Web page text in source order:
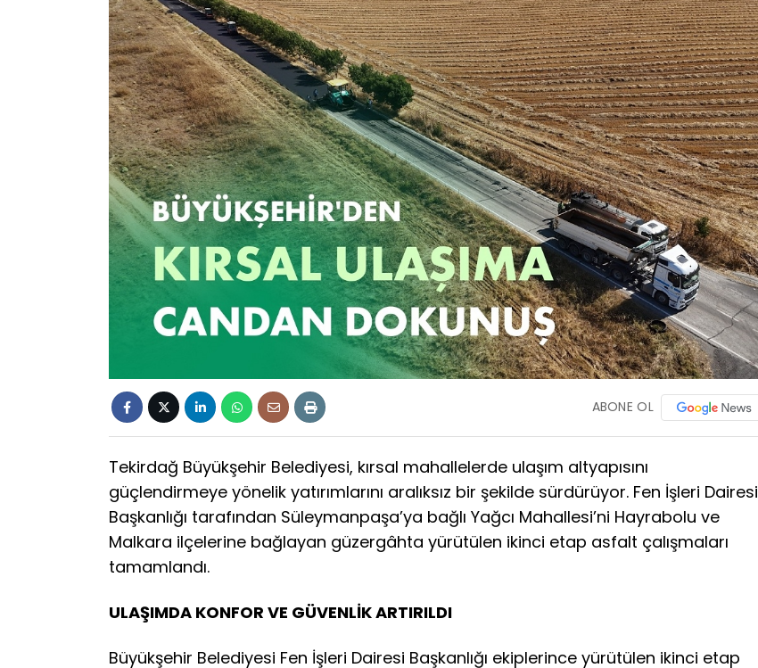
ABONE OL
Tekirdağ Büyükşehir Belediyesi, kırsal mahallelerde ulaşım altyapısını
güçlendirmeye yönelik yatırımlarını aralıksız bir şekilde sürdürüyor. Fen İşleri Dairesi
Başkanlığı tarafından Süleymanpaşa’ya bağlı Yağcı Mahallesi’ni Hayrabolu ve
Malkara ilçelerine bağlayan güzergâhta yürütülen ikinci etap asfalt çalışmaları
tamamlandı.
ULAŞIMDA KONFOR VE GÜVENLİK ARTIRILDI
Büyükşehir Belediyesi Fen İşleri Dairesi Başkanlığı ekiplerince yürütülen ikinci etap